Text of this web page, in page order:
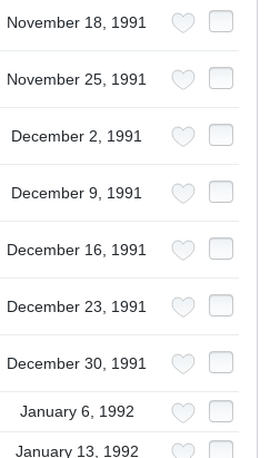
November 18, 1991
November 25, 1991
December 2, 1991
December 9, 1991
December 16, 1991
December 23, 1991
December 30, 1991
January 6, 1992
January 13, 1992